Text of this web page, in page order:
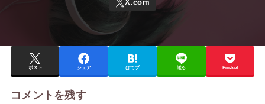
ポスト シェア はてブ 送る Pocket
コメントを残す